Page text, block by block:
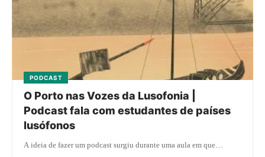
PODCAST
O Porto nas Vozes da Lusofonia |
Podcast fala com estudantes de países
lusófonos
A ideia de fazer um podcast surgiu durante uma aula em que…